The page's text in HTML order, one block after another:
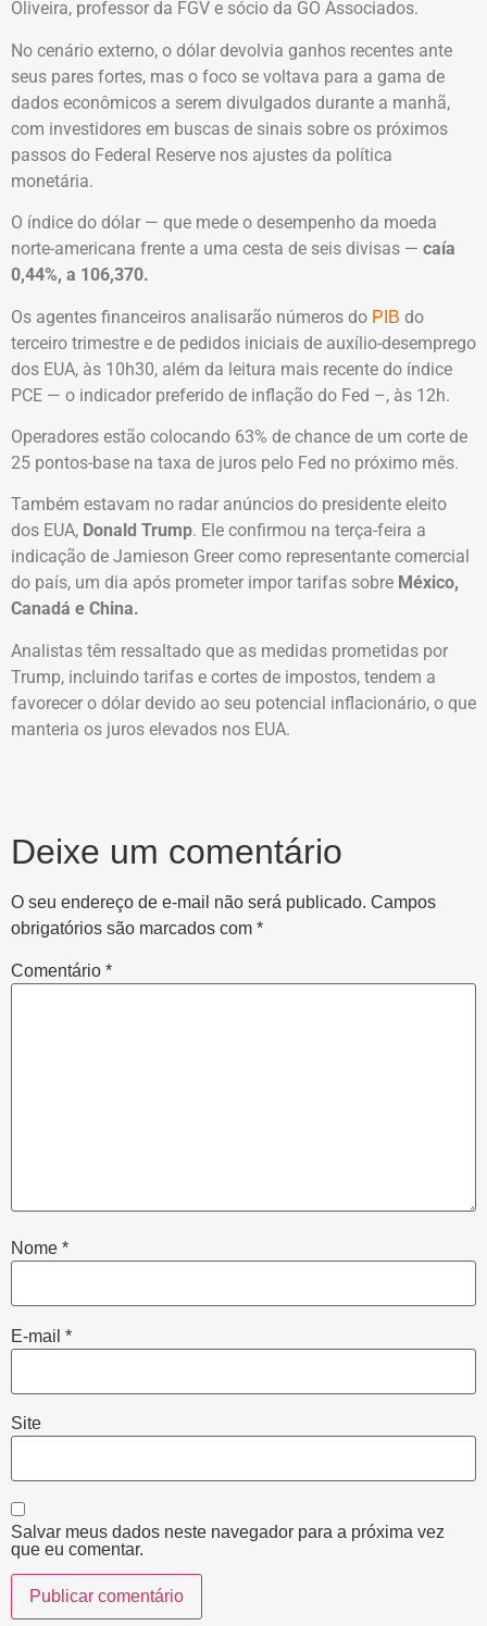
Oliveira, professor da FGV e sócio da GO Associados.
No cenário externo, o dólar devolvia ganhos recentes ante
seus pares fortes, mas o foco se voltava para a gama de
dados econômicos a serem divulgados durante a manhã,
com investidores em buscas de sinais sobre os próximos
passos do Federal Reserve nos ajustes da política
monetária.
O índice do dólar — que mede o desempenho da moeda
norte-americana frente a uma cesta de seis divisas — caía
0,44%, a 106,370.
Os agentes financeiros analisarão números do PIB do
terceiro trimestre e de pedidos iniciais de auxílio-desemprego
dos EUA, às 10h30, além da leitura mais recente do índice
PCE — o indicador preferido de inflação do Fed –, às 12h.
Operadores estão colocando 63% de chance de um corte de
25 pontos-base na taxa de juros pelo Fed no próximo mês.
Também estavam no radar anúncios do presidente eleito
dos EUA, Donald Trump. Ele confirmou na terça-feira a
indicação de Jamieson Greer como representante comercial
do país, um dia após prometer impor tarifas sobre México,
Canadá e China.
Analistas têm ressaltado que as medidas prometidas por
Trump, incluindo tarifas e cortes de impostos, tendem a
favorecer o dólar devido ao seu potencial inflacionário, o que
manteria os juros elevados nos EUA.
Deixe um comentário
O seu endereço de e-mail não será publicado. Campos
obrigatórios são marcados com *
Comentário *
Nome *
E-mail *
Site
Salvar meus dados neste navegador para a próxima vez
que eu comentar.